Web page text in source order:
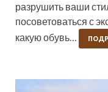
разрушить ваши
посоветоваться с
какую обувь…